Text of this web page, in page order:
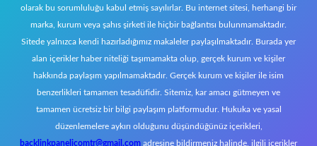
olarak bu sorumluluğu kabul etmiş sayılırlar. Bu internet sitesi, herhangi bir
marka, kurum veya şahıs şirketi ile hiçbir bağlantısı bulunmamaktadır.
Sitede yalnızca kendi hazırladığımız makaleler paylaşılmaktadır. Burada yer
alan içerikler haber niteliği taşımamakta olup, gerçek kurum ve kişiler
hakkında paylaşım yapılmamaktadır. Gerçek kurum ve kişiler ile isim
benzerlikleri tamamen tesadüfidir. Sitemiz, kar amacı gütmeyen ve
tamamen ücretsiz bir bilgi paylaşım platformudur. Hukuka ve yasal
düzenlemelere aykırı olduğunu düşündüğünüz içerikleri,
backlinkpanelicomtr@gmail.com adresine bildirmeniz halinde, ilgili içerikler